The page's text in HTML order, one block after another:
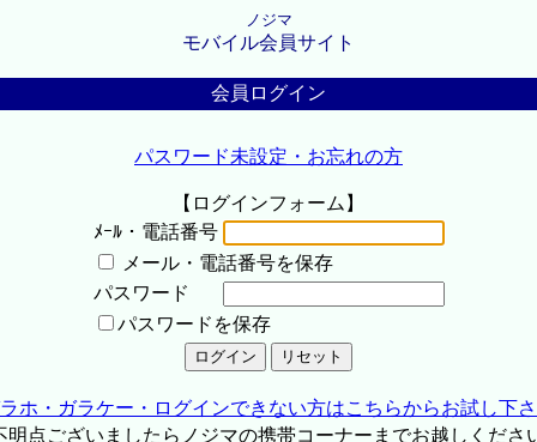
ノジマ
モバイル会員サイト
会員ログイン
パスワード未設定・お忘れの方
【ログインフォーム】
ﾒｰﾙ・電話番号
メール・電話番号を保存
パスワード
パスワードを保存
ホ・ガラケー・ログインできない方はこちらからお試し下
点ございましたらノジマの携帯コーナーまでお越しくださ